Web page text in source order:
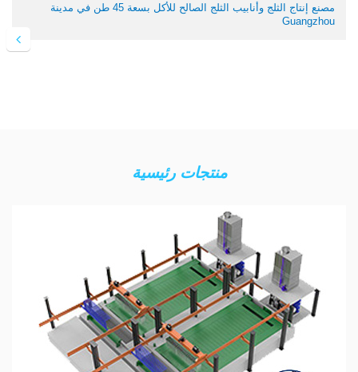
مصنع إنتاج الثلج وأنابيب الثلج الصالح للأكل بسعة 45 طن في مدينة
Guangzhou
منتجات رئيسية